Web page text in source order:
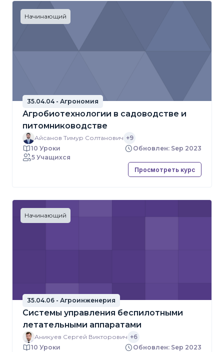
Начинающий
35.04.04 - Агрономия
Агробиотехнологии в садоводстве и
питомниководстве
Айсанов Тимур Солтанович +9
10 Уроки
Обновлен: Sep 2023
5 Учащихся
Просмотреть курс
Начинающий
35.04.06 - Агроинженерия
Системы управления беспилотными
летательными аппаратами
Аникуев Сергей Викторович +6
10 Уроки
Обновлен: Sep 2023